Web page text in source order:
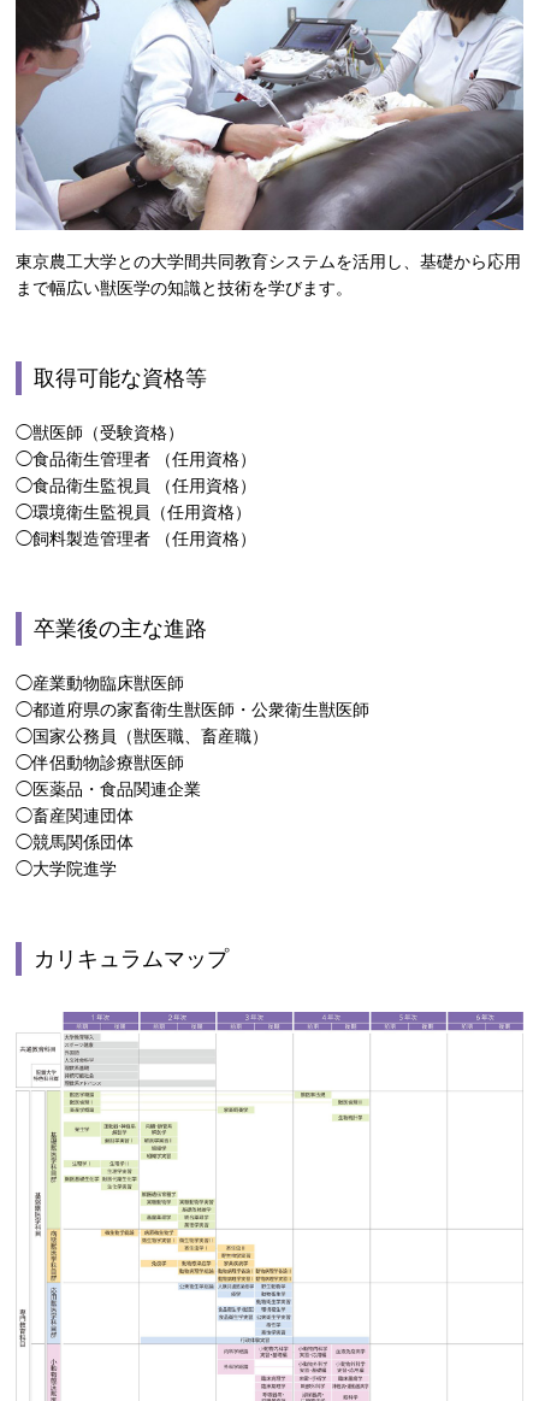
東京農工大学との大学間共同教育システムを活用し、基礎から応用
まで幅広い獣医学の知識と技術を学びます。
取得可能な資格等
◯獣医師（受験資格）
◯食品衛生管理者 （任用資格）
◯食品衛生監視員 （任用資格）
◯環境衛生監視員（任用資格）
◯飼料製造管理者 （任用資格）
卒業後の主な進路
◯産業動物臨床獣医師
◯都道府県の家畜衛生獣医師・公衆衛生獣医師
◯国家公務員（獣医職、畜産職）
◯伴侶動物診療獣医師
◯医薬品・食品関連企業
◯畜産関連団体
◯競馬関係団体
◯大学院進学
カリキュラムマップ